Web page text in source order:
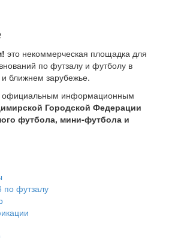
это некоммерческая площадка для
по футзалу и футболу в
и ближнем зарубежье.
официальным информационным
Городской Федерации
футбола, мини-футбола и
футзалу